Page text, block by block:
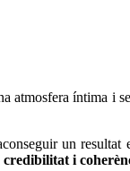
atmosfera íntima i
un
credibilitat i